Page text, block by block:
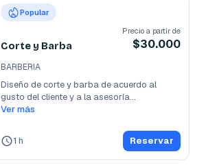
Popular
Corte y Barba
Precio a partir de
$30.000
BARBERIA
Diseño de corte y barba de acuerdo al
gusto del cliente y a la asesoría...
Ver más
1 h Reservar